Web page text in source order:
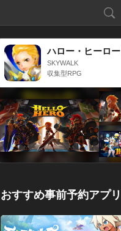
ハロー・ヒーロー
SKYWALK
収集型RPG
おすすめ事前予約アプリ